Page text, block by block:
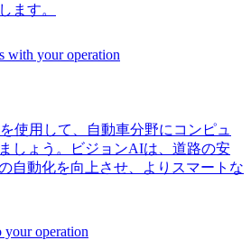
ます。
使用して、自動車分野にコンピュ
しょう。ビジョンAIは、道路の安
自動化を向上させ、よりスマートな